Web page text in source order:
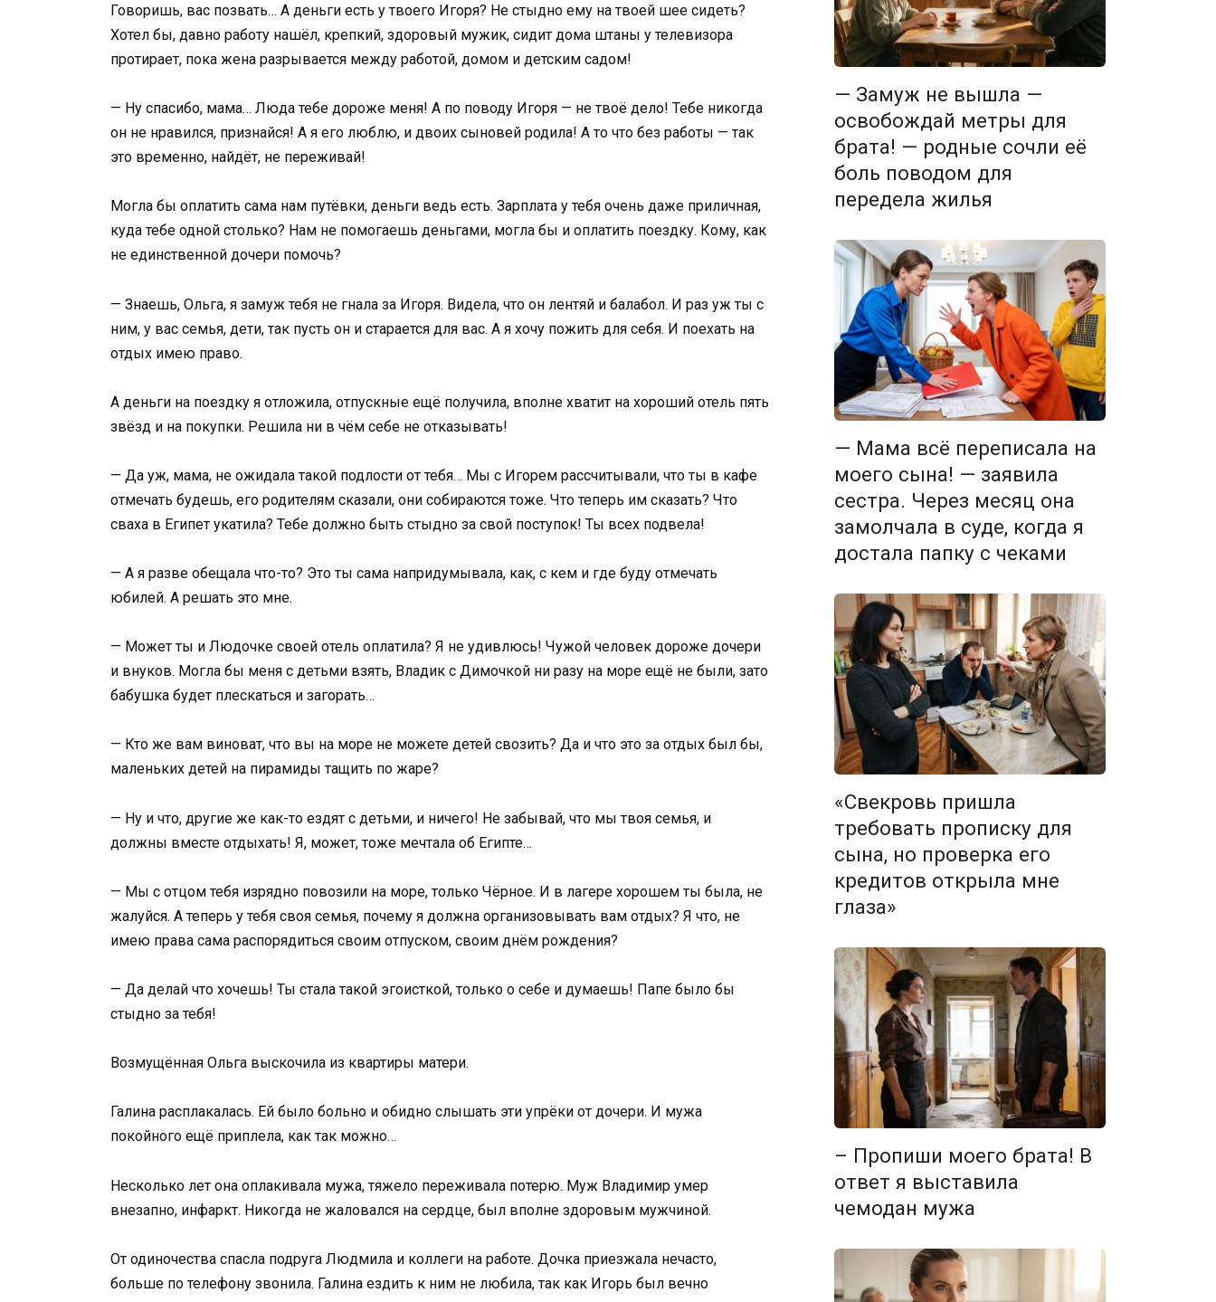
Говоришь, вас позвать… А деньги есть у твоего Игоря? Не стыдно ему на твоей шее сидеть?
Хотел бы, давно работу нашёл, крепкий, здоровый мужик, сидит дома штаны у телевизора
протирает, пока жена разрывается между работой, домом и детским садом!
— Ну спасибо, мама… Люда тебе дороже меня! А по поводу Игоря — не твоё дело! Тебе никогда
он не нравился, признайся! А я его люблю, и двоих сыновей родила! А то что без работы — так
это временно, найдёт, не переживай!
Могла бы оплатить сама нам путёвки, деньги ведь есть. Зарплата у тебя очень даже приличная,
куда тебе одной столько? Нам не помогаешь деньгами, могла бы и оплатить поездку. Кому, как
не единственной дочери помочь?
— Знаешь, Ольга, я замуж тебя не гнала за Игоря. Видела, что он лентяй и балабол. И раз уж ты с
ним, у вас семья, дети, так пусть он и старается для вас. А я хочу пожить для себя. И поехать на
отдых имею право.
А деньги на поездку я отложила, отпускные ещё получила, вполне хватит на хороший отель пять
звёзд и на покупки. Решила ни в чём себе не отказывать!
— Да уж, мама, не ожидала такой подлости от тебя… Мы с Игорем рассчитывали, что ты в кафе
отмечать будешь, его родителям сказали, они собираются тоже. Что теперь им сказать? Что
сваха в Египет укатила? Тебе должно быть стыдно за свой поступок! Ты всех подвела!
— А я разве обещала что-то? Это ты сама напридумывала, как, с кем и где буду отмечать
юбилей. А решать это мне.
— Может ты и Людочке своей отель оплатила? Я не удивлюсь! Чужой человек дороже дочери
и внуков. Могла бы меня с детьми взять, Владик с Димочкой ни разу на море ещё не были, зато
бабушка будет плескаться и загорать…
— Кто же вам виноват, что вы на море не можете детей свозить? Да и что это за отдых был бы,
маленьких детей на пирамиды тащить по жаре?
— Ну и что, другие же как-то ездят с детьми, и ничего! Не забывай, что мы твоя семья, и
должны вместе отдыхать! Я, может, тоже мечтала об Египте…
— Мы с отцом тебя изрядно повозили на море, только Чёрное. И в лагере хорошем ты была, не
жалуйся. А теперь у тебя своя семья, почему я должна организовывать вам отдых? Я что, не
имею права сама распорядиться своим отпуском, своим днём рождения?
— Да делай что хочешь! Ты стала такой эгоисткой, только о себе и думаешь! Папе было бы
стыдно за тебя!
Возмущённая Ольга выскочила из квартиры матери.
Галина расплакалась. Ей было больно и обидно слышать эти упрёки от дочери. И мужа
покойного ещё приплела, как так можно…
Несколько лет она оплакивала мужа, тяжело переживала потерю. Муж Владимир умер
внезапно, инфаркт. Никогда не жаловался на сердце, был вполне здоровым мужчиной.
От одиночества спасла подруга Людмила и коллеги на работе. Дочка приезжала нечасто,
больше по телефону звонила. Галина ездить к ним не любила, так как Игорь был вечно
— Замуж не вышла —
освобождай метры для
брата! — родные сочли её
боль поводом для
передела жилья
— Мама всё переписала на
моего сына! — заявила
сестра. Через месяц она
замолчала в суде, когда я
достала папку с чеками
«Свекровь пришла
требовать прописку для
сына, но проверка его
кредитов открыла мне
глаза»
– Пропиши моего брата! В
ответ я выставила
чемодан мужа